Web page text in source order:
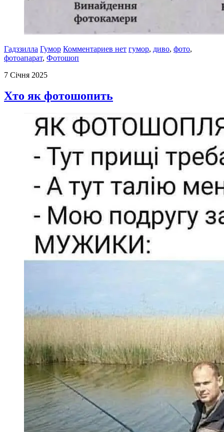
Гадззилла Гумор Комментариев нет гумор, диво, фото,
фотоапарат, Фотошоп
7 Січня 2025
Хто як фотошопить